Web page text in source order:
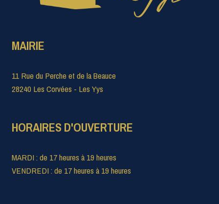
MAIRIE
11 Rue du Perche et de la Beauce
28240 Les Corvées - Les Yys
HORAIRES D'OUVERTURE
MARDI : de 17 heures à 19 heures
VENDREDI : de 17 heures à 19 heures